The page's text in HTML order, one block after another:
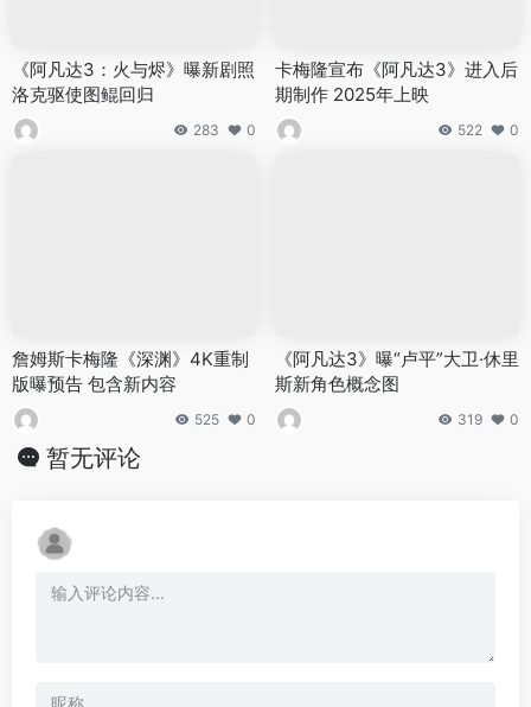
《阿凡达3：火与烬》曝新剧照
洛克驱使图鲲回归
283 0
卡梅隆宣布《阿凡达3》进入后
期制作 2025年上映
522 0
詹姆斯卡梅隆《深渊》4K重制
版曝预告 包含新内容
525 0
《阿凡达3》曝“卢平”大卫·休里
斯新角色概念图
319 0
暂无评论